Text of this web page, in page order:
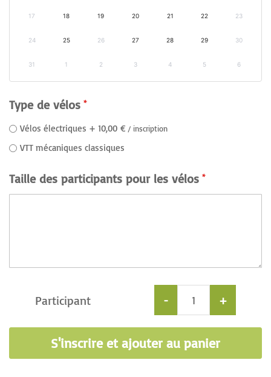
17 18 19 20 21 22 23
24 25 26 27 28 29 30
31 1 2 3 4 5 6
Type de vélos
Vélos électriques + 10,00 € / inscription
VTT mécaniques classiques
Taille des participants pour les vélos
Participant - +
S'inscrire et ajouter au panier